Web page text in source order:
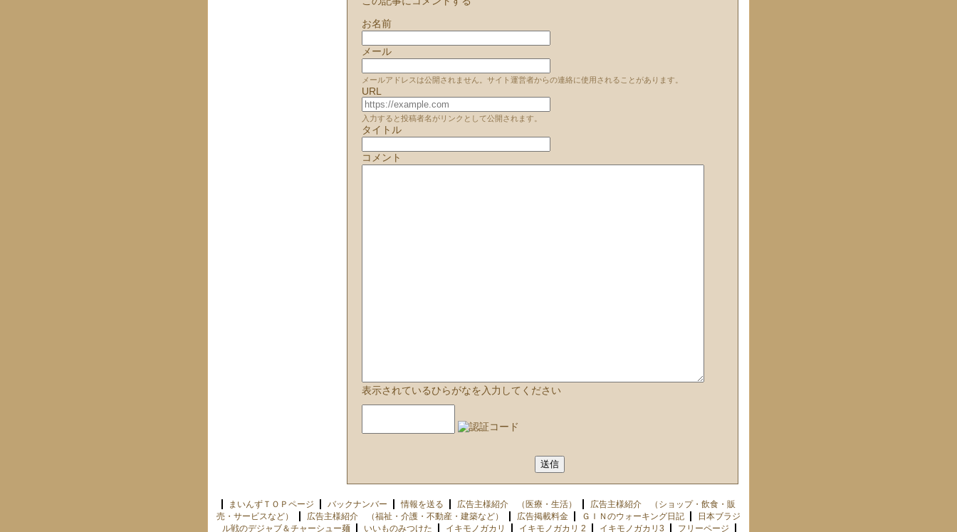
お名前
メール
メールアドレスは公開されません。サイト運営者からの連絡に使用されることがあります。
URL
入力すると投稿者名がリンクとして公開されます。
タイトル
コメント
表示されているひらがなを入力してください
まいんずＴＯＰページ バックナンバー 情報を送る 広告主様紹介 （医療・生活）
広告主様紹介 （ショップ・飲食・販
売・サービスなど）
広告主様紹介 （福祉・介護・不動産・建築など） 広告掲載料金 ＧＩＮのウォーキング日記
日本ブラジ
ル戦のデジャブ＆チャーシュー麺
いいものみつけた イキモノガカリ イキモノガカリ 2 イキモノガカリ3 フリーページ